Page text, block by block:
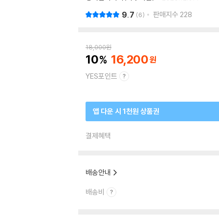
9.7 6 판매지수 228
18,000원
10 16,200
YES포인트
앱 다운 시 1천원 상품권
결제혜택
배송안내
배송비